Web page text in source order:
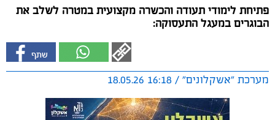
פתיחת לימודי תעודה והכשרה מקצועית במטרה לשלב את
הבוגרים במעגל התעסוקה:
מערכת "אשקלונים" / 16:18 18.05.26